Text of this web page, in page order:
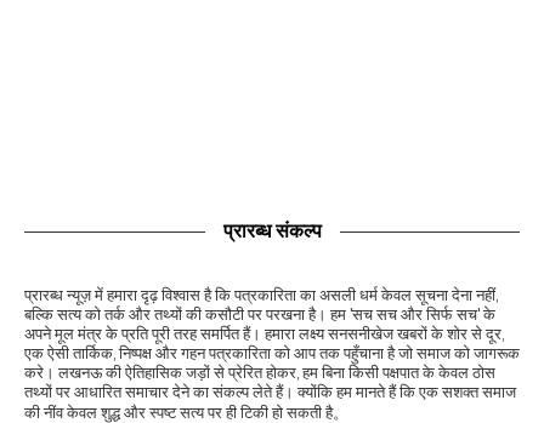
प्रारब्ध संकल्प
प्रारब्ध न्यूज़ में हमारा दृढ़ विश्वास है कि पत्रकारिता का असली धर्म केवल सूचना देना नहीं,
बल्कि सत्य को तर्क और तथ्यों की कसौटी पर परखना है। हम 'सच सच और सिर्फ सच' के
अपने मूल मंत्र के प्रति पूरी तरह समर्पित हैं। हमारा लक्ष्य सनसनीखेज खबरों के शोर से दूर,
एक ऐसी तार्किक, निष्पक्ष और गहन पत्रकारिता को आप तक पहुँचाना है जो समाज को जागरूक
करे। लखनऊ की ऐतिहासिक जड़ों से प्रेरित होकर, हम बिना किसी पक्षपात के केवल ठोस
तथ्यों पर आधारित समाचार देने का संकल्प लेते हैं। क्योंकि हम मानते हैं कि एक सशक्त समाज
की नींव केवल शुद्ध और स्पष्ट सत्य पर ही टिकी हो सकती है。